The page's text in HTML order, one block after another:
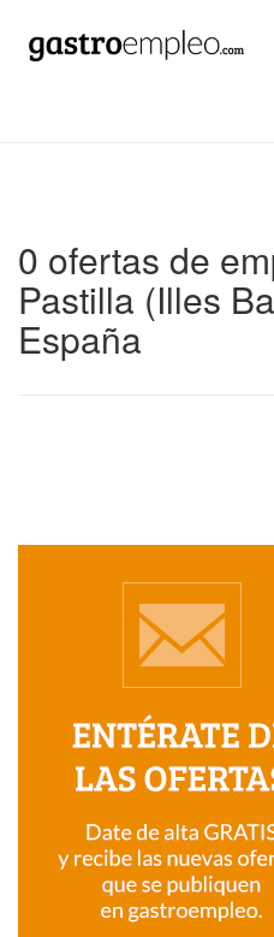
0 ofertas de
Pastilla (Illes
España